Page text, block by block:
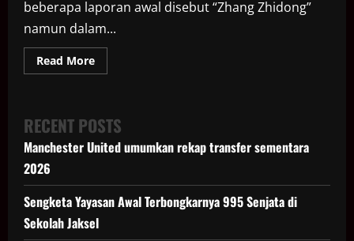
beberapa laporan awal disebut “Zhang Zhidong”
namun dalam...
Read MoreRead
more
Narkoba
Besar
Zhang
RECENT POSTS
Manchester United umumkan rekap transfer sementara
2026
Sengketa Yayasan Awal Terbongkarnya 995 Senjata di
Sekolah Jaksel